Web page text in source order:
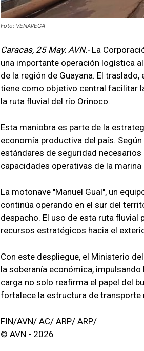
Foto: VENAVEGA
Caracas, 25 May. AVN.- La
una importante operación logística
de la región de Guayana. El
tiene como objetivo central facilitar
la ruta fluvial del río Orinoco.
Esta maniobra es parte de la
economía productiva del país.
estándares de seguridad
capacidades operativas de la
La motonave "Manuel Gual", un
continúa operando en el sur del
despacho. El uso de esta ruta
recursos estratégicos hacia el
Con este despliegue, el Ministerio
la soberanía económica,
carga no solo reafirma el papel del
fortalece la estructura de transporte
FIN/AVN/ AC/ ARP/ ARP/
© AVN - 2026